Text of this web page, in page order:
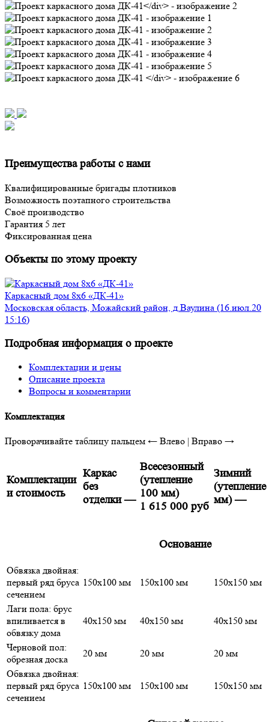
Преимущества работы с нами
Квалифицированные бригады плотников
Возможность поэтапного строительства
Своё производство
Гарантия 5 лет
Фиксированная цена
Объекты по этому проекту
Каркасный дом 8х6 «ДК-41»
Московская область, Можайский район, д.Ваулина (16.июл.20
15:16)
Подробная информация о проекте
Комплектации и цены
Описание проекта
Вопросы и комментарии
Комплектация
Проворачивайте таблицу пальцем ← Влево | Вправо →
Комплектации
и стоимость
Каркас
без
отделки—
Всесезонный
(утепление
100 мм)
1 615 000 руб
Зимний
мм)—
Основание
Обвязка двойная:
первый ряд бруса
сечением
150х100 мм 150х100 мм 150х150 мм
Лаги пола: брус
впиливается в
обвязку дома
40х150 мм 40х150 мм 40х150 мм
Черновой пол:
обрезная доска
20 мм 20 мм
20 мм
Обвязка двойная:
первый ряд бруса
сечением
150х100 мм 150х100 мм 150х150 мм